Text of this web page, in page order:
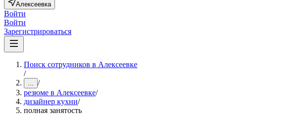
Алексеевка
Войти
Войти
Зарегистрироваться
Поиск сотрудников в Алексеевке
/
... /
резюме в Алексеевке/
дизайнер кухни/
полная занятость